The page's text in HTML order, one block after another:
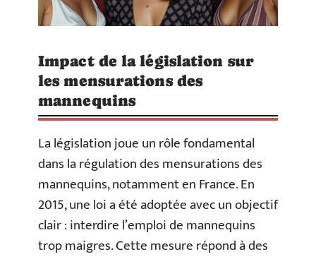
Impact de la législation sur
les mensurations des
mannequins
La législation joue un rôle fondamental
dans la régulation des mensurations des
mannequins, notamment en France. En
2015, une loi a été adoptée avec un objectif
clair : interdire l’emploi de mannequins
trop maigres. Cette mesure répond à des